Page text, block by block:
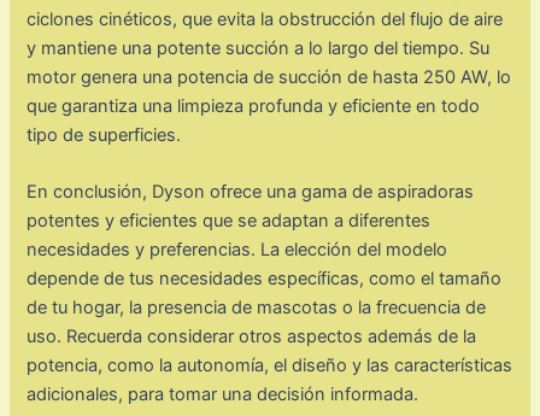
ciclones cinéticos, que evita la obstrucción del flujo de aire
y mantiene una potente succión a lo largo del tiempo. Su
motor genera una potencia de succión de hasta 250 AW, lo
que garantiza una limpieza profunda y eficiente en todo
tipo de superficies.
En conclusión, Dyson ofrece una gama de aspiradoras
potentes y eficientes que se adaptan a diferentes
necesidades y preferencias. La elección del modelo
depende de tus necesidades específicas, como el tamaño
de tu hogar, la presencia de mascotas o la frecuencia de
uso. Recuerda considerar otros aspectos además de la
potencia, como la autonomía, el diseño y las características
adicionales, para tomar una decisión informada.